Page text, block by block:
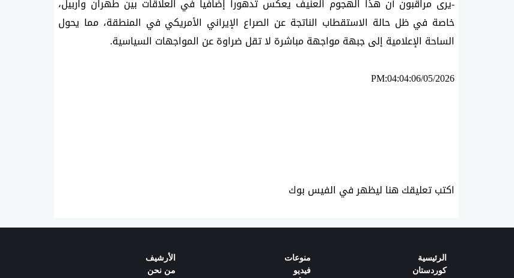
الساحة الإعلامية إلى جبهة مواجهة مباشرة لا تقل ضراوة عن المواجهات السياسية.
PM:04:04:06/05/2026
اكتب تعليقك هنا ليظهر في الفيس بوك
الرئیسیة
كوردستان
منوعات
فيديو
الأرشيف
من نحن‌